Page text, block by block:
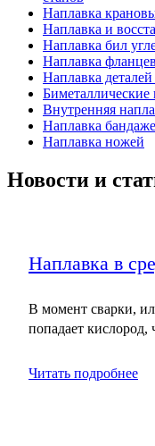
Наплавка
Наплавка и
Наплавка бил
Наплавка
Наплавка
Внутренняя
Наплавка
Наплавка ножей
Новости и
Наплавка в
В момент сварки,
попадает
Читать подробнее